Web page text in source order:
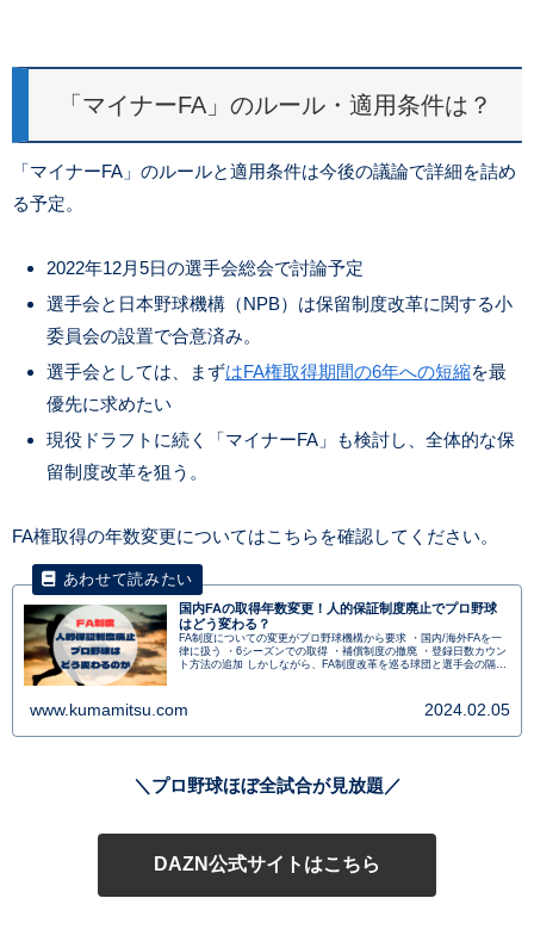
「マイナーFA」のルール・適用条件は？
「マイナーFA」のルールと適用条件は今後の議論で詳細を詰め
る予定。
2022年12月5日の選手会総会で討論予定
選手会と日本野球機構（NPB）は保留制度改革に関する小
委員会の設置で合意済み。
選手会としては、まずはFA権取得期間の6年への短縮を最
優先に求めたい
現役ドラフトに続く「マイナーFA」も検討し、全体的な保
留制度改革を狙う。
FA権取得の年数変更についてはこちらを確認してください。
国内FAの取得年数変更！人的保証制度廃止でプロ野球
はどう変わる？
FA制度についての変更がプロ野球機構から要求 ・国内/海外FAを一
律に扱う ・6シーズンでの取得 ・補償制度の撤廃 ・登録日数カウン
ト方法の追加 しかしながら、FA制度改革を巡る球団と選手会の隔た
www.kumamitsu.com 2024.02.05
＼プロ野球ほぼ全試合が見放題／
DAZN公式サイトはこちら